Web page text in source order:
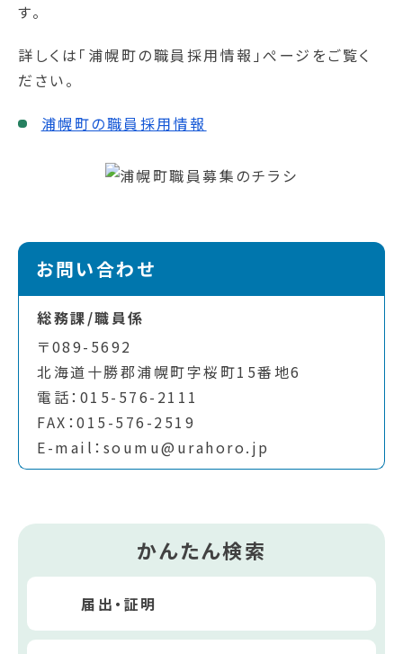
す。
詳しくは「浦幌町の職員採用情報」ぺージをご覧く
ださい。
浦幌町の職員採用情報
お問い合わせ
総務課/職員係
〒089-5692
北海道十勝郡浦幌町字桜町15番地6
電話：015-576-2111
FAX：015-576-2519
E-mail：soumu@urahoro.jp
かんたん検索
届出・証明